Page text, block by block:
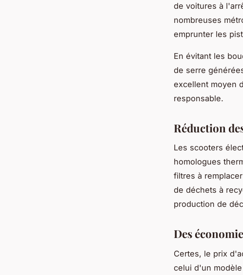
de voitures à
nombreuses
emprunter les
En évitant les
de serre
excellent moyen
responsable.
Réduction
Les scooters
homologues
filtres à
de déchets à
production de
Des
Certes, le prix
celui d'un